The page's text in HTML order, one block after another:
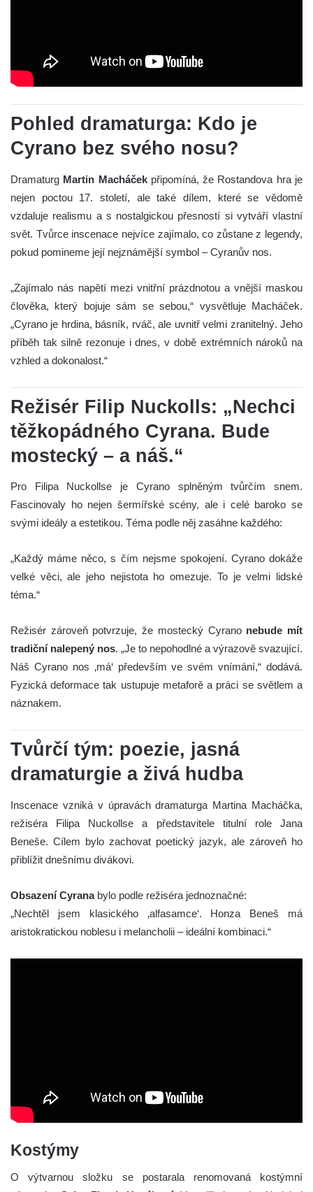
Pohled dramaturga: Kdo je
Cyrano bez svého nosu?
Dramaturg Martin Macháčekpřipomíná, že Rostandova hra je
nejen poctou 17. století, ale také dílem, které se vědomě
vzdaluje realismu a s nostalgickou přesností si vytváří vlastní
svět. Tvůrce inscenace nejvíce zajímalo, co zůstane z legendy,
pokud pomineme její nejznámější symbol – Cyranův nos.
„Zajímalo nás napětí mezi vnitřní prázdnotou a vnější maskou
člověka, který bojuje sám se sebou,“ vysvětluje Macháček.
„Cyrano je hrdina, básník, rváč, ale uvnitř velmi zranitelný. Jeho
příběh tak silně rezonuje i dnes, v době extrémních nároků na
vzhled a dokonalost.“
Režisér Filip Nuckolls: „Nechci
těžkopádného Cyrana. Bude
mostecký – a náš.“
Pro Filipa Nuckollse je Cyrano splněným tvůrčím snem.
Fascinovaly ho nejen šermířské scény, ale i celé baroko se
svými ideály a estetikou. Téma podle něj zasáhne každého:
„Každý máme něco, s čím nejsme spokojení. Cyrano dokáže
velké věci, ale jeho nejistota ho omezuje. To je velmi lidské
téma.“
Režisér zároveň potvrzuje, že mostecký Cyrano nebude mít
tradiční nalepený nos. „Je to nepohodlné a výrazově svazující.
Náš Cyrano nos ‚má‘ především ve svém vnímání,“ dodává.
Fyzická deformace tak ustupuje metaforě a práci se světlem a
náznakem.
Tvůrčí tým: poezie, jasná
dramaturgie a živá hudba
Inscenace vzniká v úpravách dramaturga Martina Macháčka,
režiséra Filipa Nuckollse a představitele titulní role Jana
Beneše. Cílem bylo zachovat poetický jazyk, ale zároveň ho
přiblížit dnešnímu divákovi.
Obsazení Cyranabylo podle režiséra jednoznačné:
„Nechtěl jsem klasického ‚alfasamce‘. Honza Beneš má
aristokratickou noblesu i melancholii – ideální kombinaci.“
Kostýmy
O výtvarnou složku se postarala renomovaná kostýmní